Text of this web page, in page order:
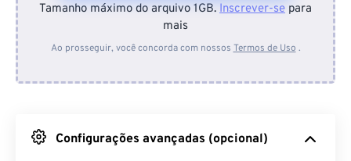
Do dispositivo
Do Google Drive
Tamanho máximo do arquivo 1GB. Inscrever-se para
mais
Ao prosseguir, você concorda com nossos Termos de Uso .
Configurações avançadas (opcional)